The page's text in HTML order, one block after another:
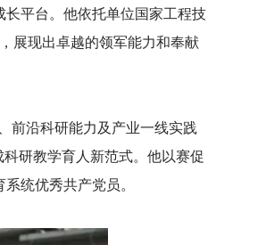
平台。他依托单位国家工程技
展现出卓越的领军能力和奉献
前沿科研能力及产业一线实践
研教学育人新范式。他以赛促
统优秀共产党员。